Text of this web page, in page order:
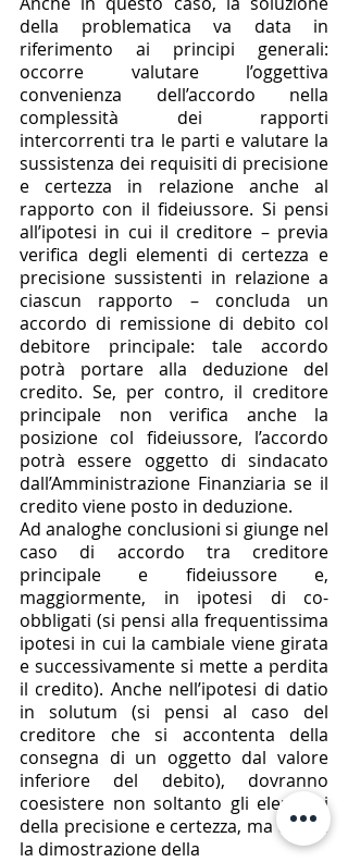
della problematica va data in
riferimento ai principi generali:
occorre valutare l’oggettiva
convenienza dell’accordo nella
complessità dei rapporti
intercorrenti tra le parti e valutare la
sussistenza dei requisiti di precisione
e certezza in relazione anche al
rapporto con il fideiussore. Si pensi
all’ipotesi in cui il creditore – previa
verifica degli elementi di certezza e
precisione sussistenti in relazione a
ciascun rapporto – concluda un
accordo di remissione di debito col
debitore principale: tale accordo
potrà portare alla deduzione del
credito. Se, per contro, il creditore
principale non verifica anche la
posizione col fideiussore, l’accordo
potrà essere oggetto di sindacato
dall’Amministrazione Finanziaria se il
credito viene posto in deduzione.
Ad analoghe conclusioni si giunge nel
caso di accordo tra creditore
principale e fideiussore e,
maggiormente, in ipotesi di co-
obbligati (si pensi alla frequentissima
ipotesi in cui la cambiale viene girata
e successivamente si mette a perdita
il credito). Anche nell’ipotesi di datio
in solutum (si pensi al caso del
creditore che si accontenta della
consegna di un oggetto dal valore
inferiore del debito), dovranno
coesistere non soltanto gli elementi
della precisione e certezza, ma anche
la dimostrazione della